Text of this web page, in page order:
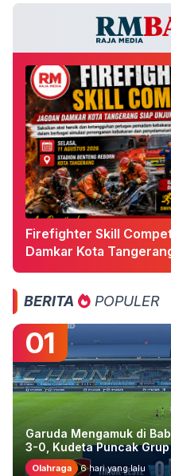
Firefighter Skill
Damkar Kota
BERITA POPULER
01
Garuda Mengamuk di
3-0, Kudeta Puncak Grup
Olahraga 6 hari yang lalu